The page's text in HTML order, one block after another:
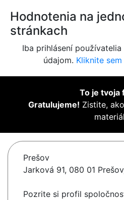
Hodnotenia na
stránkach
Iba prihlásení
údajom. Kliknite
To je tvoja
Gratulujeme! Zistite,
Prešov
Jarková 91, 080 01
Pozrite si profil